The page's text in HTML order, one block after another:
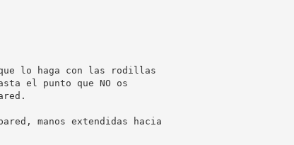
lo haga con las rodillas
el punto que NO os
manos extendidas hacia